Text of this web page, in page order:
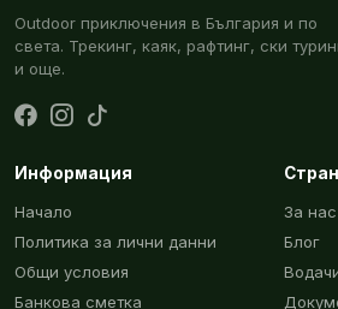
Outdoor приключения в България и по
света. Трекинг, каяк, рафтинг, ски
и още.
Информация
Начало
Политика за лични данни
Общи условия
Банкова сметка
За нас
Блог